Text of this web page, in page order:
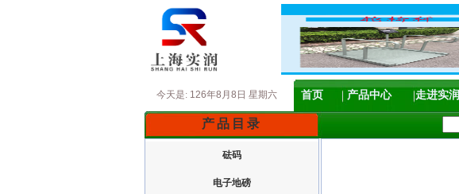
今天是: 126年8月8日 星期六 首页 产品中心 走进实润
产品目录
砝码
电子地磅